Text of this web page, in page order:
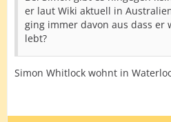
er laut Wiki aktuell in
ging immer davon aus dass er
lebt?
Simon Whitlock wohnt in